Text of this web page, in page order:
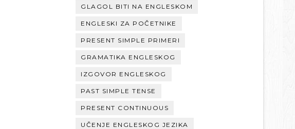
GLAGOL BITI NA ENGLESKOM
ENGLESKI ZA POČETNIKE
PRESENT SIMPLE PRIMERI
GRAMATIKA ENGLESKOG
IZGOVOR ENGLESKOG
PAST SIMPLE TENSE
PRESENT CONTINUOUS
UČENJE ENGLESKOG JEZIKA